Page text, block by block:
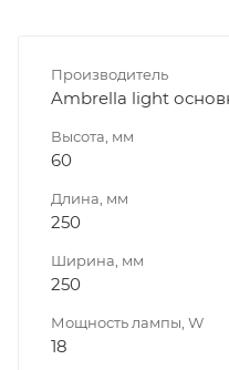
Производитель
Ambrella light
Высота, мм
60
Длина, мм
250
Ширина, мм
250
Мощность лампы, W
18